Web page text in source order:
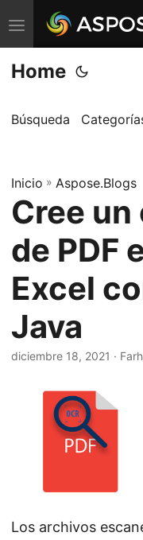
A
l
t
r
r
n
a
v
g
a
c
i
Home
Búsqueda
Inicio » Aspose.Blogs
Cree
de PDF
Excel
Java
diciembre 18, 2021 ·
Los archivos